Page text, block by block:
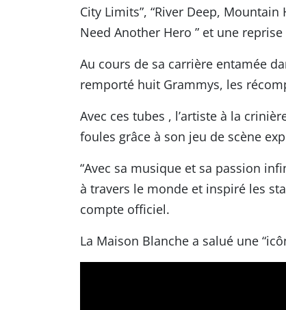
City Limits”, “River Deep, Mountain
Need Another Hero ” et une reprise
Au cours de sa carrière entamée
remporté huit Grammys, les
Avec ces tubes , l’artiste à la
foules grâce à son jeu de scène
“Avec sa musique et sa passion
à travers le monde et inspiré les
compte officiel.
La Maison Blanche a salué une